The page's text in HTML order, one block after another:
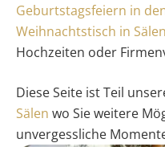
Geburtstagsfeiern in
Weihnachtstisch in Sälen
Hochzeiten oder
Diese Seite ist Teil
Sälen wo Sie weitere
unvergessliche